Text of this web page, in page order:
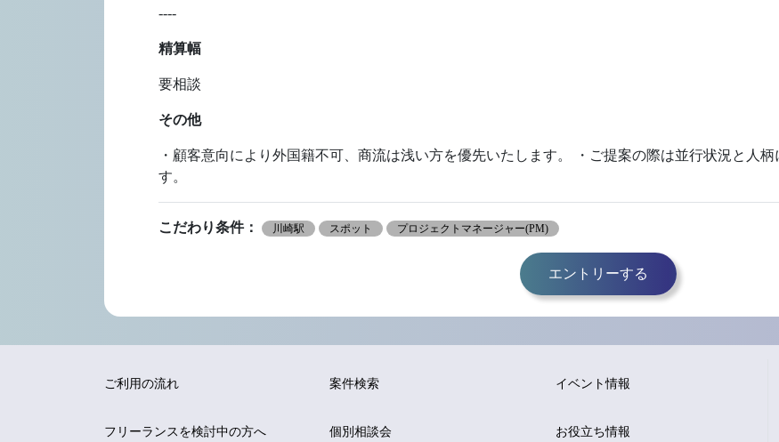
----
精算幅
要相談
その他
・顧客意向により外国籍不可、商流は浅い方を優先いたします。 ・ご提案の際は並行状況と人
す。
こだわり条件： 川崎駅 スポット プロジェクトマネージャー(PM)
エントリーする
ご利用の流れ 案件検索 イベント情報
フリーランスを検討中の方へ 個別相談会 お役立ち情報